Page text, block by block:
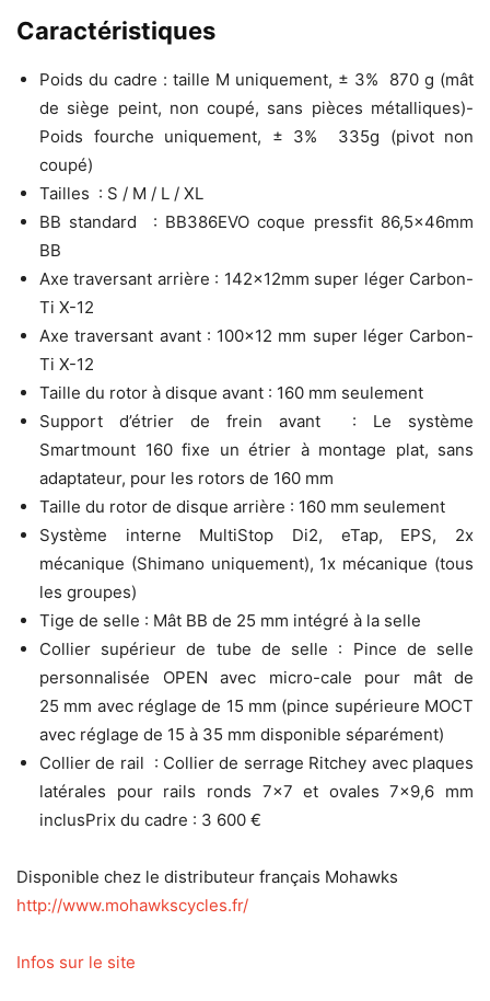
Caractéristiques
Poids du cadre : taille M uniquement, ± 3% 870 g (mât
de siège peint, non coupé, sans pièces métalliques)-
Poids fourche uniquement, ± 3% 335g (pivot non
coupé)
Tailles : S / M / L / XL
BB standard : BB386EVO coque pressfit 86,5x46mm
BB
Axe traversant arrière : 142x12mm super léger Carbon-
Ti X-12
Axe traversant avant : 100×12 mm super léger Carbon-
Ti X-12
Taille du rotor à disque avant : 160 mm seulement
Support d’étrier de frein avant : Le système
Smartmount 160 fixe un étrier à montage plat, sans
adaptateur, pour les rotors de 160 mm
Taille du rotor de disque arrière : 160 mm seulement
Système interne MultiStop Di2, eTap, EPS, 2x
mécanique (Shimano uniquement), 1x mécanique (tous
les groupes)
Tige de selle : Mât BB de 25 mm intégré à la selle
Collier supérieur de tube de selle : Pince de selle
personnalisée OPEN avec micro-cale pour mât de
25 mm avec réglage de 15 mm (pince supérieure MOCT
avec réglage de 15 à 35 mm disponible séparément)
Collier de rail : Collier de serrage Ritchey avec plaques
latérales pour rails ronds 7×7 et ovales 7×9,6 mm
inclusPrix du cadre : 3 600 €
Disponible chez le distributeur français Mohawks
http://www.mohawkscycles.fr/
Infos sur le site